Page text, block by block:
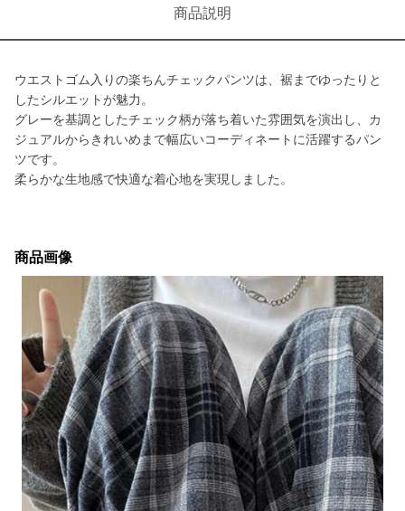
商品説明
ウエストゴム入りの楽ちんチェックパンツは、裾までゆったりと
したシルエットが魅力。
グレーを基調としたチェック柄が落ち着いた雰囲気を演出し、カ
ジュアルからきれいめまで幅広いコーディネートに活躍するパン
ツです。
柔らかな生地感で快適な着心地を実現しました。
商品画像